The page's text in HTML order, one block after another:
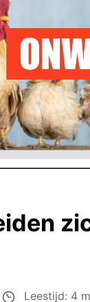
Leestijd: 4